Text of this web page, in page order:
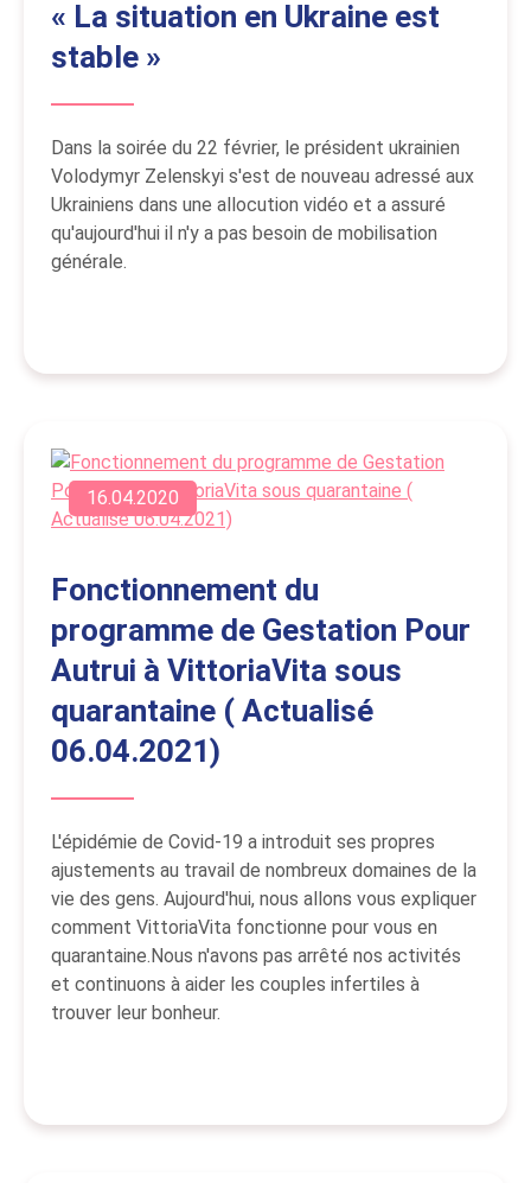
« La situation en Ukraine est
stable »
Dans la soirée du 22 février, le président ukrainien
Volodymyr Zelenskyi s'est de nouveau adressé aux
Ukrainiens dans une allocution vidéo et a assuré
qu'aujourd'hui il n'y a pas besoin de mobilisation
générale.
16.04.2020
Fonctionnement du
programme de Gestation Pour
Autrui à VittoriaVita sous
quarantaine ( Actualisé
06.04.2021)
L'épidémie de Covid-19 a introduit ses propres
ajustements au travail de nombreux domaines de la
vie des gens. Aujourd'hui, nous allons vous expliquer
comment VittoriaVita fonctionne pour vous en
quarantaine.Nous n'avons pas arrêté nos activités
et continuons à aider les couples infertiles à
trouver leur bonheur.